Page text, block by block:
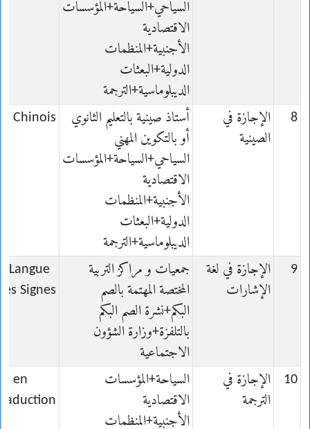
السياحي+السياحة+المؤسسات
الاقتصادية
الأجنبية+المنظمات
الدولية+البعثات
الديبلوماسية+الترجمة
8
الإجازة في
الصينية
أستاذ صينية بالتعليم الثانوي
أو بالتكوين المهني
السياحي+السياحة+المؤسسات
الاقتصادية
الأجنبية+المنظمات
الدولية+البعثات
الديبلوماسية+الترجمة
Chinois
9
الإجازة في لغة
الإشارات
جمعيات و مراكز التربية
المختصة المهتمة بالصم
البكم+نشرة الصم البكم
بالتلفزة+وزارة الشؤون
الاجتماعية
Langue
Signes
10
الإجازة في
الترجمة
السياحة+المؤسسات
الاقتصادية
الأجنبية+المنظمات
en